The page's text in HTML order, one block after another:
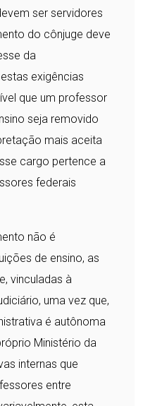
ser servidores
do cônjuge deve
da
exigências
que um professor
seja removido
mais aceita
cargo pertence a
federais
não é
de ensino, as
vinculadas à
uma vez que,
é autônoma
Ministério da
internas que
entre